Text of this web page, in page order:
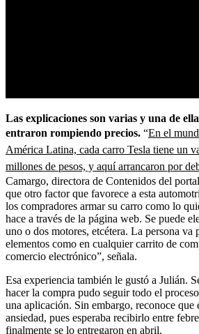
Las explicaciones son varias y una de
entraron rompiendo precios. “En el
América Latina, cada carro Tesla tiene un
millones de pesos, y aquí arrancaron por
Camargo, directora de Contenidos del
que otro factor que favorece a esta
los compradores armar su carro como lo
hace a través de la página web. Se puede
uno o dos motores, etcétera. La persona va
elementos como en cualquier carrito de
comercio electrónico”, señala.
Esa experiencia también le gustó a Julián.
hacer la compra pudo seguir todo el
una aplicación. Sin embargo, reconoce que
ansiedad, pues esperaba recibirlo entre
finalmente se lo entregaron en abril.